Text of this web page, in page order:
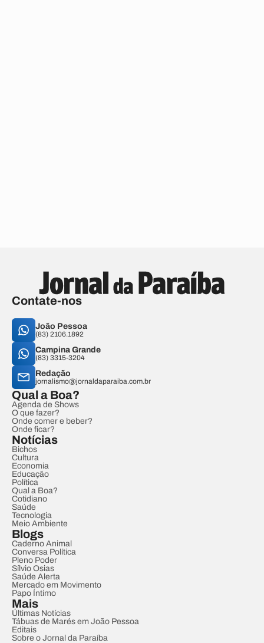
Contate-nos
João Pessoa
(83) 2106.1892
Campina Grande
(83) 3315-3204
Redação
jornalismo@jornaldaparaiba.com.br
Qual a Boa?
Agenda de Shows
O que fazer?
Onde comer e beber?
Onde ficar?
Notícias
Bichos
Cultura
Economia
Educação
Política
Qual a Boa?
Cotidiano
Saúde
Tecnologia
Meio Ambiente
Blogs
Caderno Animal
Conversa Política
Pleno Poder
Sílvio Osias
Saúde Alerta
Mercado em Movimento
Papo Íntimo
Mais
Últimas Notícias
Tábuas de Marés em João Pessoa
Editais
Sobre o Jornal da Paraíba